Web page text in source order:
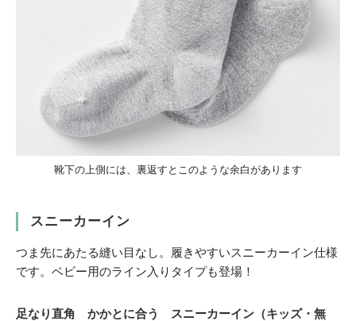
靴下の上側には、裏返すとこのような余白があります
スニーカーイン
つま先にあたる縫い目なし。履きやすいスニーカーイン仕様
です。ベビー用のライン入りタイプも登場！
足なり直角 かかとに合う スニーカーイン（キッズ・無